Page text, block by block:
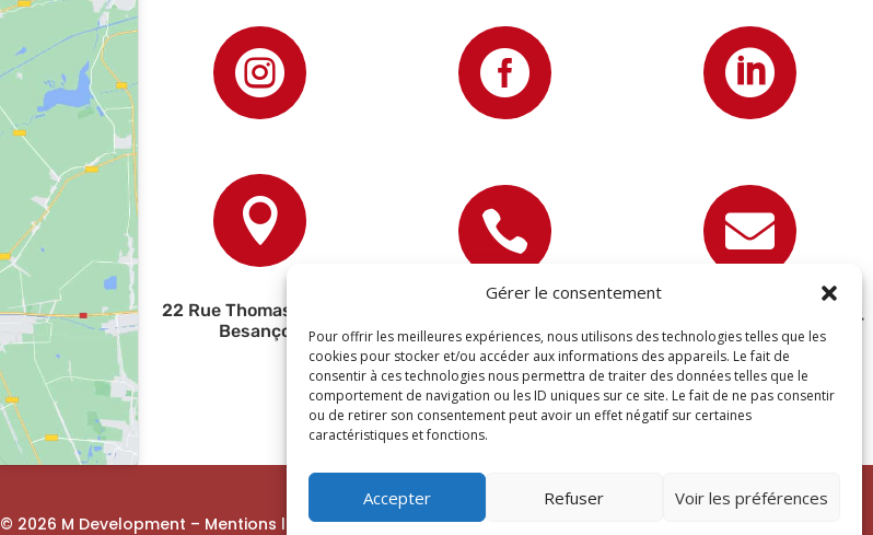
Gérer le consentement
Pour offrir les meilleures expériences, nous utilisons des technologies telles que les
cookies pour stocker et/ou accéder aux informations des appareils. Le fait de
consentir à ces technologies nous permettra de traiter des données telles que le
comportement de navigation ou les ID uniques sur ce site. Le fait de ne pas consentir
ou de retirer son consentement peut avoir un effet négatif sur certaines
caractéristiques et fonctions.
Accepter Refuser Voir les préférences
  

22 Rue Thomas Edison,
Besançon
 
contact@devisettravaux.fr
© 2026 M Development – Mentions légales– Tous droits réservés –